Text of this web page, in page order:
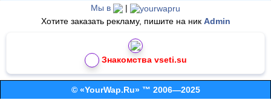
Мы в
|
Хотите заказать рекламу, пишите на ник Admin
Знакомства vseti.su
© «YourWap.Ru» ™ 2006—2025